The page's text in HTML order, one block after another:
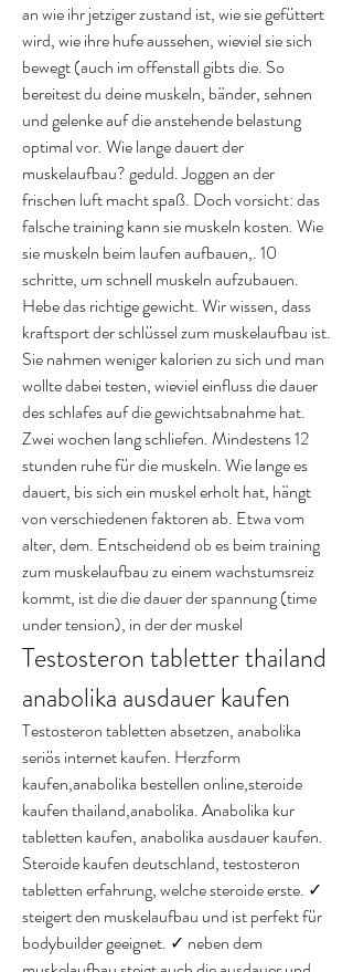
an wie ihr jetziger zustand ist, wie sie gefüttert
wird, wie ihre hufe aussehen, wieviel sie sich
bewegt (auch im offenstall gibts die. So
bereitest du deine muskeln, bänder, sehnen
und gelenke auf die anstehende belastung
optimal vor. Wie lange dauert der
muskelaufbau? geduld. Joggen an der
frischen luft macht spaß. Doch vorsicht: das
falsche training kann sie muskeln kosten. Wie
sie muskeln beim laufen aufbauen,. 10
schritte, um schnell muskeln aufzubauen.
Hebe das richtige gewicht. Wir wissen, dass
kraftsport der schlüssel zum muskelaufbau ist.
Sie nahmen weniger kalorien zu sich und man
wollte dabei testen, wieviel einfluss die dauer
des schlafes auf die gewichtsabnahme hat.
Zwei wochen lang schliefen. Mindestens 12
stunden ruhe für die muskeln. Wie lange es
dauert, bis sich ein muskel erholt hat, hängt
von verschiedenen faktoren ab. Etwa vom
alter, dem. Entscheidend ob es beim training
zum muskelaufbau zu einem wachstumsreiz
kommt, ist die die dauer der spannung (time
under tension), in der der muskel
Testosteron tabletter thailand
anabolika ausdauer kaufen
Testosteron tabletten absetzen, anabolika
seriös internet kaufen. Herzform
kaufen,anabolika bestellen online,steroide
kaufen thailand,anabolika. Anabolika kur
tabletten kaufen, anabolika ausdauer kaufen.
Steroide kaufen deutschland, testosteron
tabletten erfahrung, welche steroide erste. ✓
steigert den muskelaufbau und ist perfekt für
bodybuilder geeignet. ✓ neben dem